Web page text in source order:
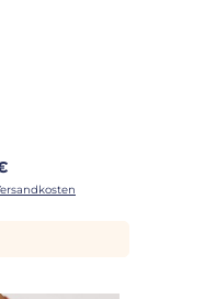
Preis: